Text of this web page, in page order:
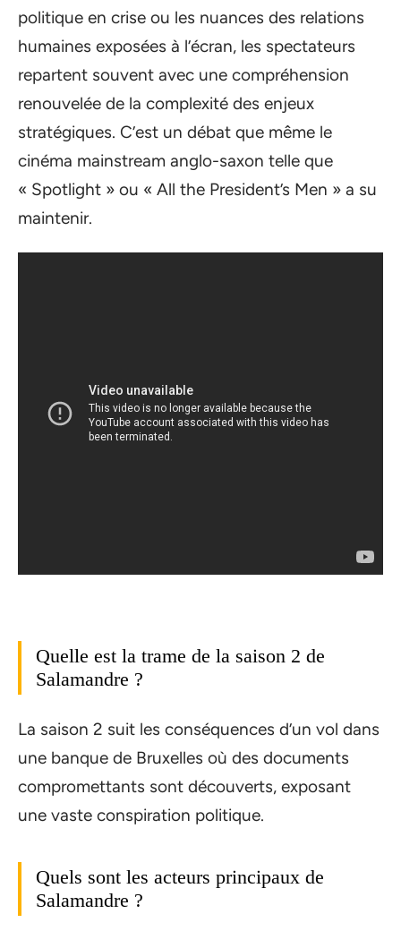
politique en crise ou les nuances des relations
humaines exposées à l’écran, les spectateurs
repartent souvent avec une compréhension
renouvelée de la complexité des enjeux
stratégiques. C’est un débat que même le
cinéma mainstream anglo-saxon telle que
« Spotlight » ou « All the President’s Men » a su
maintenir.
Quelle est la trame de la saison 2 de
Salamandre ?
La saison 2 suit les conséquences d’un vol dans
une banque de Bruxelles où des documents
compromettants sont découverts, exposant
une vaste conspiration politique.
Quels sont les acteurs principaux de
Salamandre ?